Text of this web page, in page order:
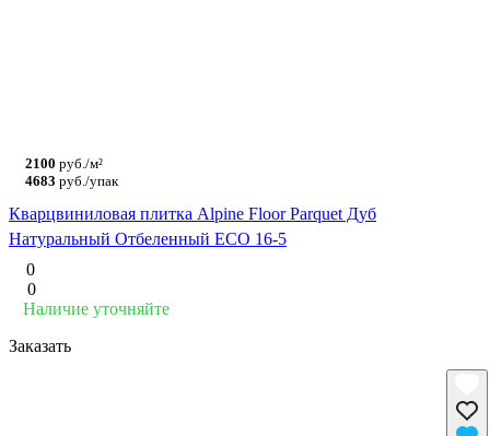
2100 руб./м²
4683 руб./упак
Кварцвиниловая плитка Alpine Floor Parquet Дуб
Натуральный Отбеленный ECO 16-5
0
0
Наличие уточняйте
Заказать